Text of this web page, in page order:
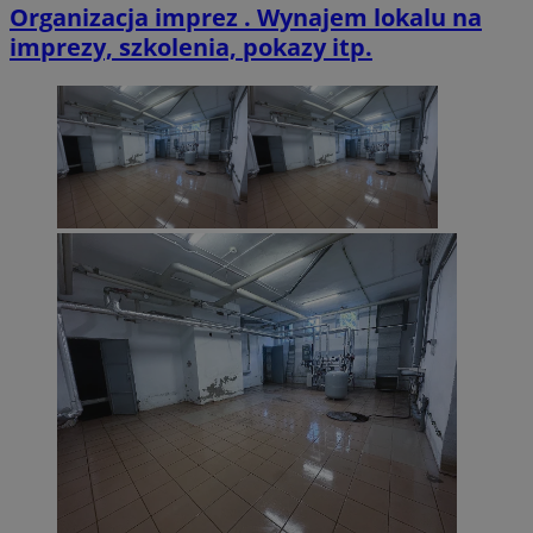
Organizacja imprez . Wynajem lokalu na
imprezy, szkolenia, pokazy itp.